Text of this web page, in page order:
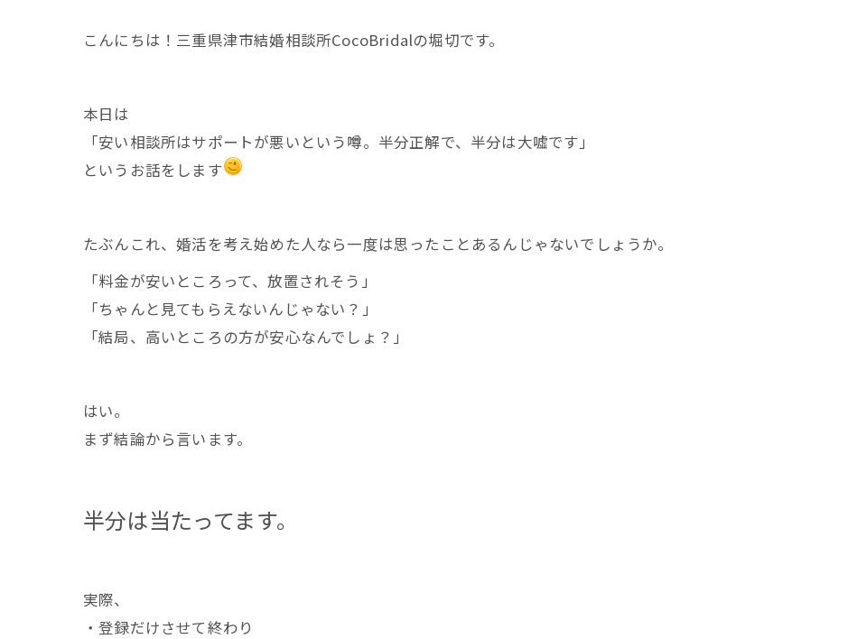
こんにちは！三重県津市結婚相談所CocoBridalの堀切です。
本日は
「安い相談所はサポートが悪いという噂。半分正解で、半分は大嘘です」
というお話をします
たぶんこれ、婚活を考え始めた人なら一度は思ったことあるんじゃないでしょうか。
「料金が安いところって、放置されそう」
「ちゃんと見てもらえないんじゃない？」
「結局、高いところの方が安心なんでしょ？」
はい。
まず結論から言います。
半分は当たってます。
実際、
・登録だけさせて終わり